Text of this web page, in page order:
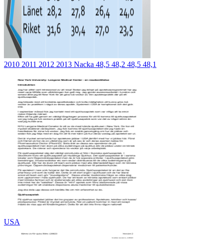
2010 2011 2012 2013 Nacka 48,5 48,2 48,5 48,1
USA